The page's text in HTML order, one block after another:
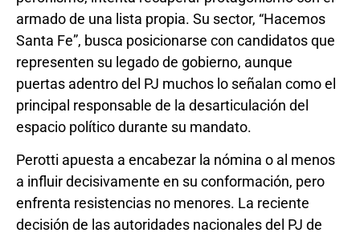
armado de una lista propia. Su sector, “Hacemos
Santa Fe”, busca posicionarse con candidatos que
representen su legado de gobierno, aunque
puertas adentro del PJ muchos lo señalan como el
principal responsable de la desarticulación del
espacio político durante su mandato.
Perotti apuesta a encabezar la nómina o al menos
a influir decisivamente en su conformación, pero
enfrenta resistencias no menores. La reciente
decisión de las autoridades nacionales del PJ de